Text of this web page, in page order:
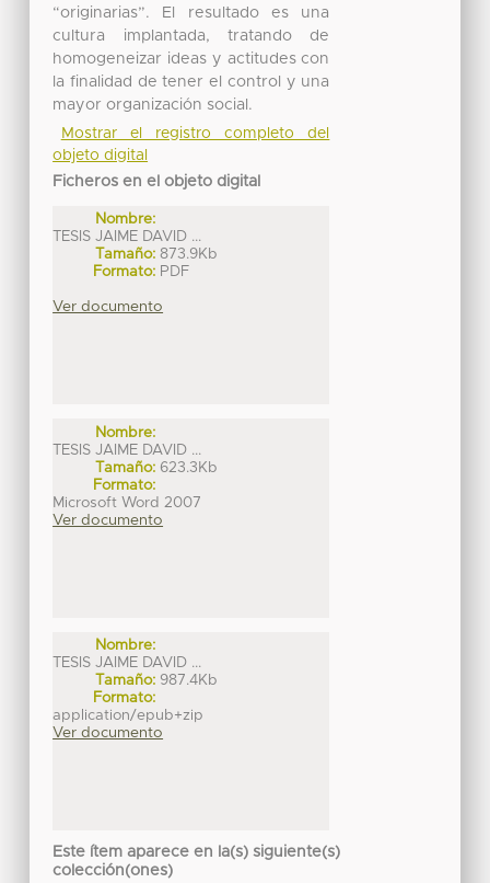
“originarias”. El resultado es una
cultura implantada, tratando de
homogeneizar ideas y actitudes con
la finalidad de tener el control y una
mayor organización social.
Mostrar el registro completo del
objeto digital
Ficheros en el objeto digital
Nombre:
TESIS JAIME DAVID ...
Tamaño: 873.9Kb
Formato: PDF
Ver documento
Nombre:
TESIS JAIME DAVID ...
Tamaño: 623.3Kb
Formato:
Microsoft Word 2007
Ver documento
Nombre:
TESIS JAIME DAVID ...
Tamaño: 987.4Kb
Formato:
application/epub+zip
Ver documento
Este ítem aparece en la(s) siguiente(s)
colección(ones)